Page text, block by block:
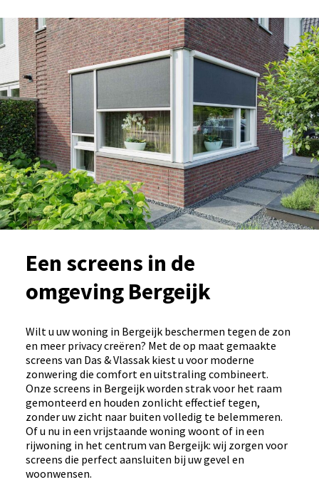
Een screens in de
omgeving Bergeijk
Wilt u uw woning in Bergeijk beschermen tegen de zon
en meer privacy creëren? Met de op maat gemaakte
screens van Das & Vlassak kiest u voor moderne
zonwering die comfort en uitstraling combineert.
Onze screens in Bergeijk worden strak voor het raam
gemonteerd en houden zonlicht effectief tegen,
zonder uw zicht naar buiten volledig te belemmeren.
Of u nu in een vrijstaande woning woont of in een
rijwoning in het centrum van Bergeijk: wij zorgen voor
screens die perfect aansluiten bij uw gevel en
woonwensen.